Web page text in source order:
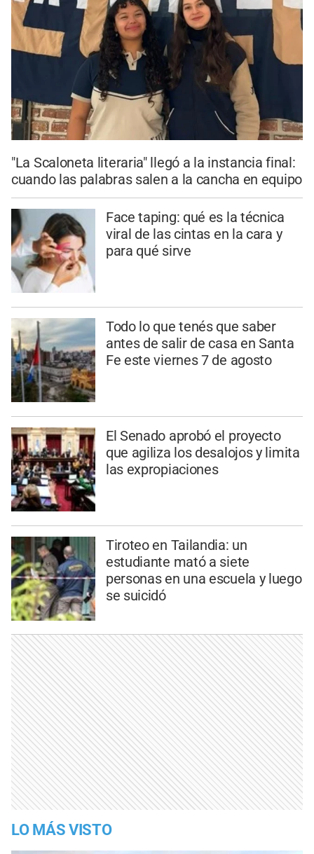
"La Scaloneta literaria" llegó a la instancia final:
cuando las palabras salen a la cancha en equipo
Face taping: qué es la técnica
viral de las cintas en la cara y
para qué sirve
Todo lo que tenés que saber
antes de salir de casa en Santa
Fe este viernes 7 de agosto
El Senado aprobó el proyecto
que agiliza los desalojos y limita
las expropiaciones
Tiroteo en Tailandia: un
estudiante mató a siete
personas en una escuela y luego
se suicidó
LO MÁS VISTO